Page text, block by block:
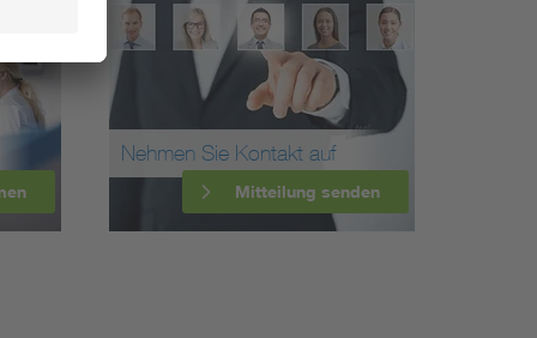
Nehmen Sie Kontakt auf
Mitteilung senden